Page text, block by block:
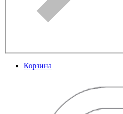
Корзина